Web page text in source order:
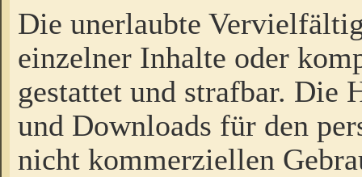
Die unerlaubte
einzelner Inhalte oder
gestattet und strafbar. Die
und Downloads für den
nicht kommerziellen